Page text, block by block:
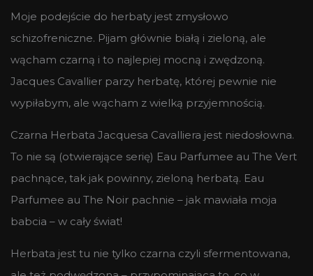
Moje podejście do herbaty jest zmysłowo
schizofreniczne. Pijam głównie białą i zieloną, ale
wącham czarną i to najlepiej mocną i zwędzoną.
Jacques Cavallier parzy herbatę, której pewnie nie
wypiłabym, ale wącham z wielką przyjemnością.
Czarna Herbata Jacquesa Cavalliera jest niedosłowna.
To nie są (otwierające serię) Eau Parfumee au The Vert
pachnące, tak jak powinny, zieloną herbatą. Eau
Parfumee au The Noir pachnie – jak mawiała moja
babcia – w cały świat!
Herbata jest tu nie tylko czarna czyli sfermentowana,